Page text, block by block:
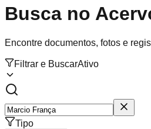
Busca no
Encontre documentos, fotos e
Filtrar e BuscarAtivo
Tipo